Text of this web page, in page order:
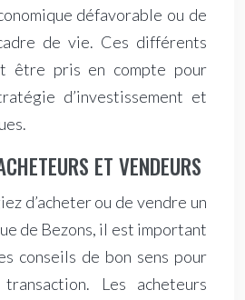
défavorable ou de
de vie. Ces différents
être pris en compte pour
d’investissement et
ET VENDEURS
d’acheter ou de vendre un
de Bezons, il est important
conseils de bon sens pour
Les acheteurs